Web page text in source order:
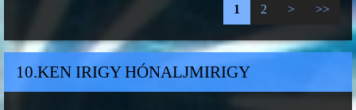
1 2 > >>
10.KEN IRIGY HÓNALJMIRIGY